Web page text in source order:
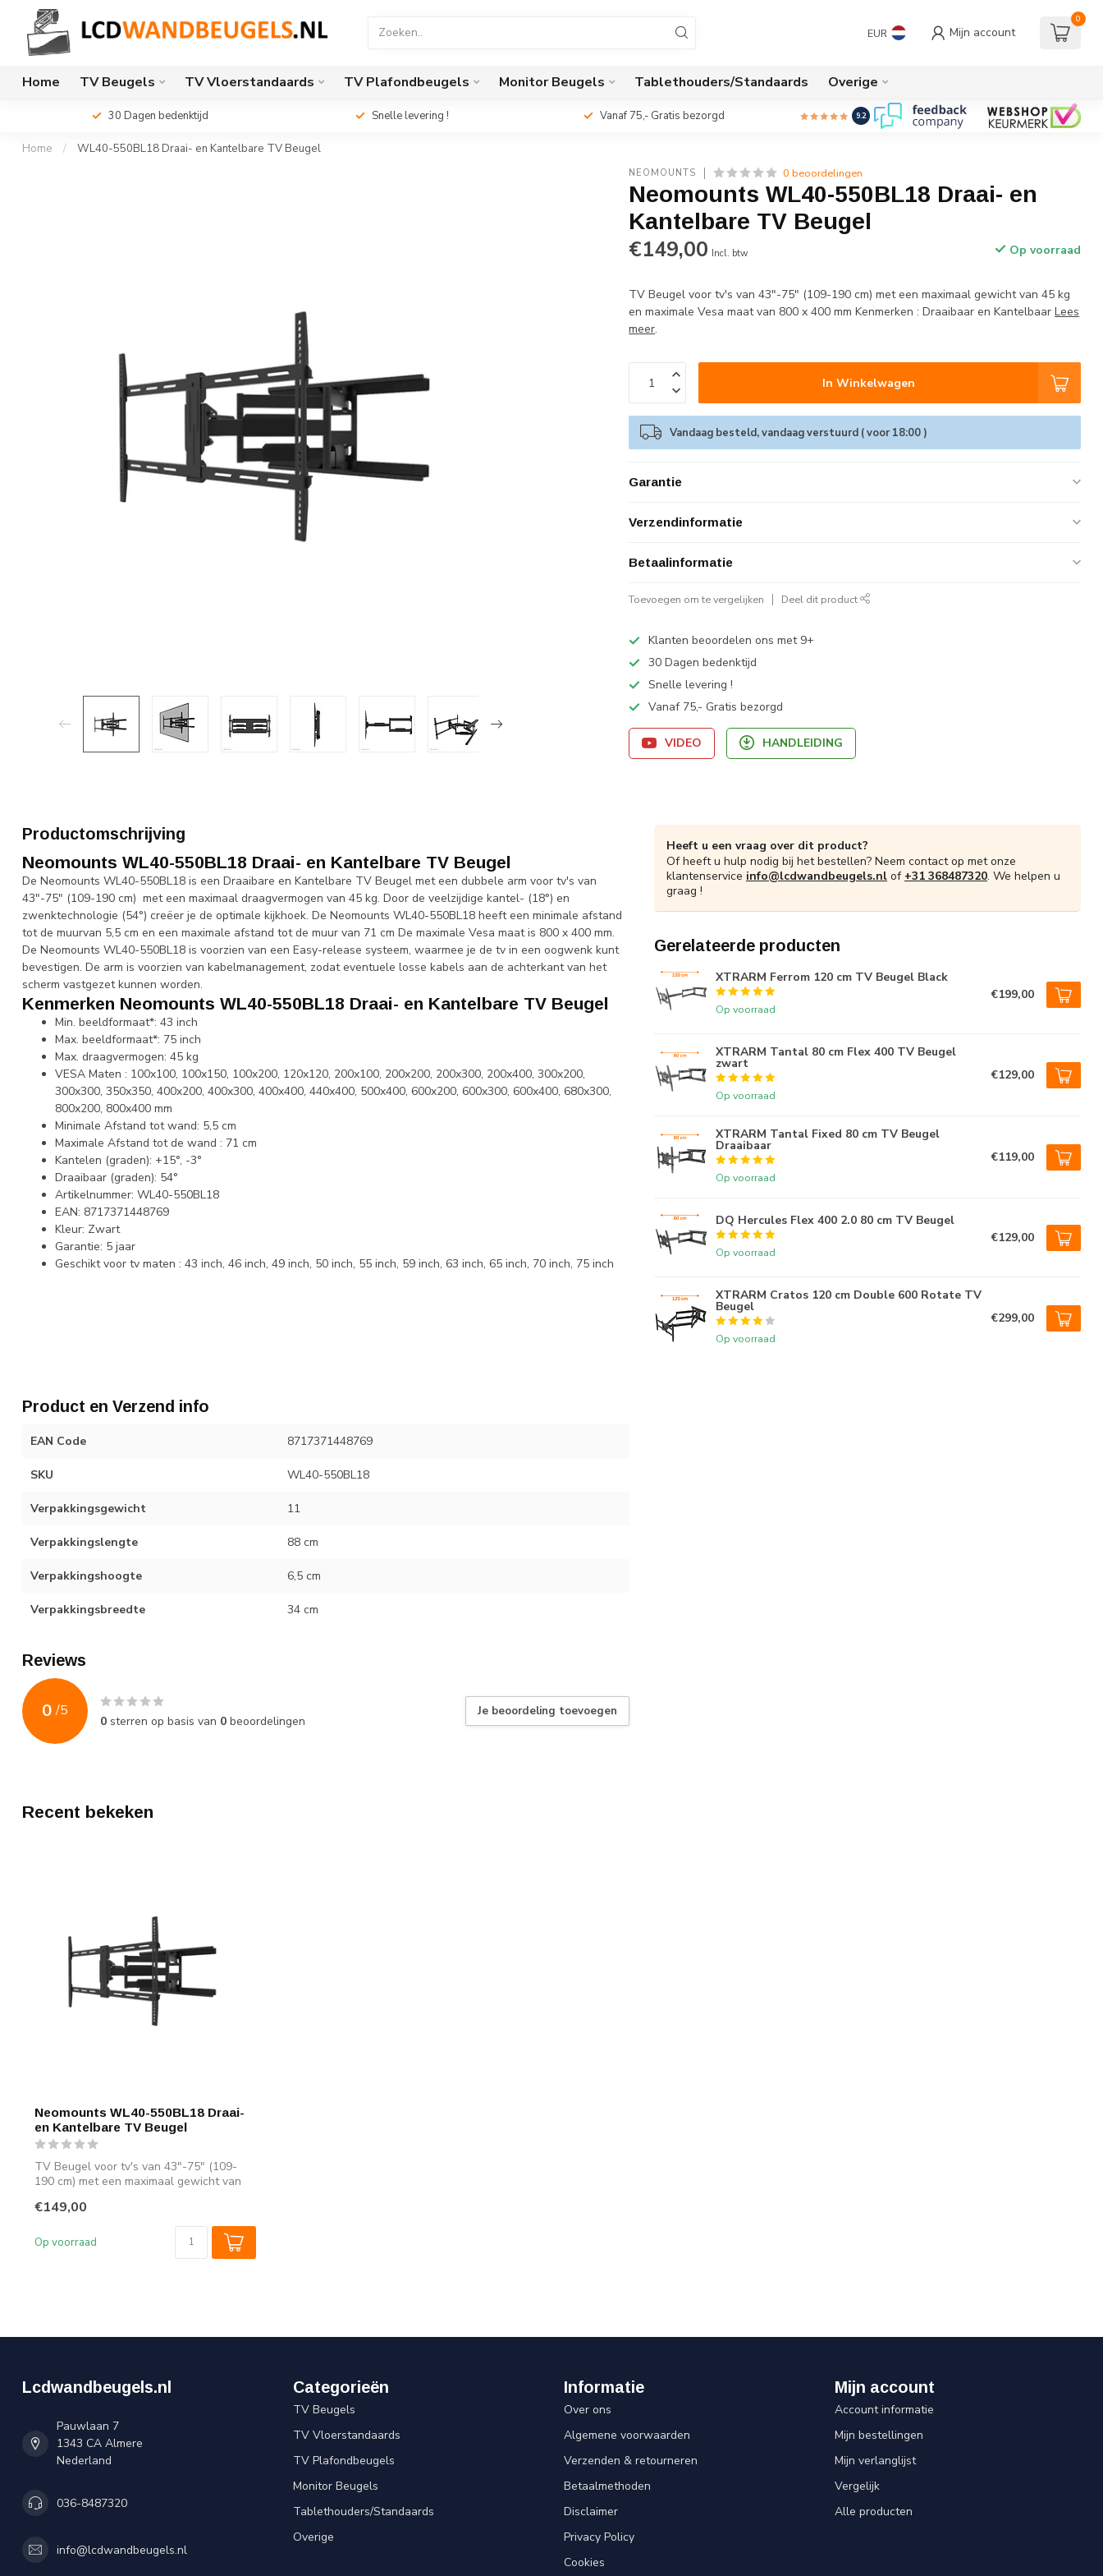
EUR Mijn account
0
Home TV Beugels TV Vloerstandaards TV Plafondbeugels Monitor Beugels Tablethouders/Standaards Overige
30 Dagen bedenktijd Snelle levering ! Vanaf 75,- Gratis bezorgd 9.2
Home / WL40-550BL18 Draai- en Kantelbare TV Beugel
NEOMOUNTS 0 beoordelingen
Neomounts WL40-550BL18 Draai- en
Kantelbare TV Beugel
€149,00 Incl. btw Op voorraad
TV Beugel voor tv's van 43"-75" (109-190 cm) met een maximaal gewicht van 45 kg
en maximale Vesa maat van 800 x 400 mm Kenmerken : Draaibaar en KantelbaarLees
meer.
In Winkelwagen
Vandaag besteld, vandaag verstuurd ( voor 18:00 )
Garantie
Verzendinformatie
Betaalinformatie
Toevoegen om te vergelijken Deel dit product
Klanten beoordelen ons met 9+
30 Dagen bedenktijd
Snelle levering !
Vanaf 75,- Gratis bezorgd
VIDEO HANDLEIDING
Productomschrijving
Neomounts WL40-550BL18 Draai- en Kantelbare TV Beugel
De Neomounts WL40-550BL18 is een Draaibare en Kantelbare TV Beugel met een dubbele arm voor tv's van
43"-75" (109-190 cm) met een maximaal draagvermogen van 45 kg. Door de veelzijdige kantel- (18°) en
zwenktechnologie (54°) creëer je de optimale kijkhoek. De Neomounts WL40-550BL18 heeft een minimale afstand
tot de muurvan 5,5 cm en een maximale afstand tot de muur van 71 cm De maximale Vesa maat is 800 x 400 mm.
De Neomounts WL40-550BL18 is voorzien van een Easy-release systeem, waarmee je de tv in een oogwenk kunt
bevestigen. De arm is voorzien van kabelmanagement, zodat eventuele losse kabels aan de achterkant van het
scherm vastgezet kunnen worden.
Kenmerken Neomounts WL40-550BL18 Draai- en Kantelbare TV Beugel
Min. beeldformaat*: 43 inch
Max. beeldformaat*: 75 inch
Max. draagvermogen: 45 kg
VESA Maten : 100x100, 100x150, 100x200, 120x120, 200x100, 200x200, 200x300, 200x400, 300x200,
300x300, 350x350, 400x200, 400x300, 400x400, 440x400, 500x400, 600x200, 600x300, 600x400, 680x300,
800x200, 800x400 mm
Minimale Afstand tot wand: 5,5 cm
Maximale Afstand tot de wand : 71 cm
Kantelen (graden): +15°, -3°
Draaibaar (graden): 54°
Artikelnummer: WL40-550BL18
EAN: 8717371448769
Kleur: Zwart
Garantie: 5 jaar
Geschikt voor tv maten : 43 inch, 46 inch, 49 inch, 50 inch, 55 inch, 59 inch, 63 inch, 65 inch, 70 inch, 75 inch
Product en Verzend info
EAN Code 8717371448769
SKU WL40-550BL18
Verpakkingsgewicht 11
Verpakkingslengte 88 cm
Verpakkingshoogte 6,5 cm
Verpakkingsbreedte 34 cm
Reviews
0 /5
0 sterren op basis van 0 beoordelingen
Je beoordeling toevoegen
Heeft u een vraag over dit product?
Of heeft u hulp nodig bij het bestellen? Neem contact op met onze
klantenservice info@lcdwandbeugels.nl of +31 368487320. We helpen u
graag !
Gerelateerde producten
XTRARM Ferrom 120 cm TV Beugel Black
Op voorraad
€199,00
XTRARM Tantal 80 cm Flex 400 TV Beugel
zwart
Op voorraad
€129,00
XTRARM Tantal Fixed 80 cm TV Beugel
Draaibaar
Op voorraad
€119,00
DQ Hercules Flex 400 2.0 80 cm TV Beugel
Op voorraad
€129,00
XTRARM Cratos 120 cm Double 600 Rotate TV
Beugel
Op voorraad
€299,00
Recent bekeken
Neomounts WL40-550BL18 Draai-
en Kantelbare TV Beugel
TV Beugel voor tv's van 43"-75" (109-
190 cm) met een maximaal gewicht van
€149,00
Op voorraad
Lcdwandbeugels.nl
Pauwlaan 7
1343 CA Almere
Nederland
036-8487320
info@lcdwandbeugels.nl
Categorieën
TV Beugels
TV Vloerstandaards
TV Plafondbeugels
Monitor Beugels
Tablethouders/Standaards
Overige
Informatie
Over ons
Algemene voorwaarden
Verzenden & retourneren
Betaalmethoden
Disclaimer
Privacy Policy
Cookies
Mijn account
Account informatie
Mijn bestellingen
Mijn verlanglijst
Vergelijk
Alle producten